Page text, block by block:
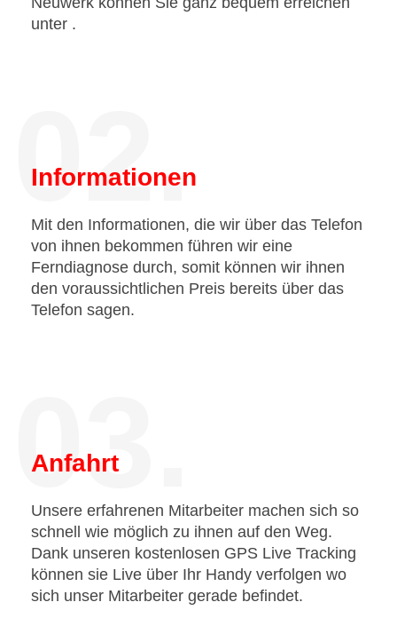
unter .
02.
Informationen
Mit den Informationen, die wir über das Telefon
von ihnen bekommen führen wir eine
Ferndiagnose durch, somit können wir ihnen
den voraussichtlichen Preis bereits über das
Telefon sagen.
03.
Anfahrt
Unsere erfahrenen Mitarbeiter machen sich so
schnell wie möglich zu ihnen auf den Weg.
Dank unseren kostenlosen GPS Live Tracking
können sie Live über Ihr Handy verfolgen wo
sich unser Mitarbeiter gerade befindet.